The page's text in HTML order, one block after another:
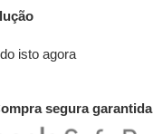
isto agora
segura garantida